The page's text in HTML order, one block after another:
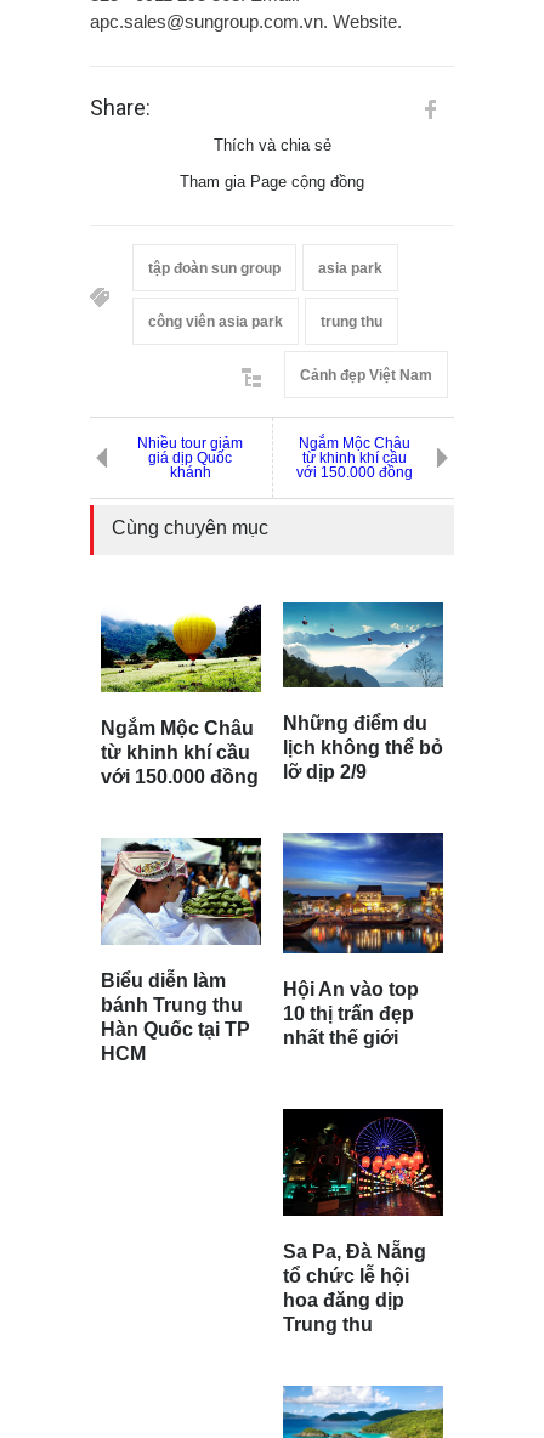
apc.sales@sungroup.com.vn. Website.
Share:
Thích và chia sẻ
Tham gia Page cộng đồng
tập đoàn sun group asia park
công viên asia park trung thu
Cảnh đẹp Việt Nam
Nhiều tour giảm
giá dịp Quốc
khánh
Ngắm Mộc Châu
từ khinh khí cầu
với 150.000 đồng
Cùng chuyên mục
Ngắm Mộc Châu
từ khinh khí cầu
với 150.000 đồng
Biểu diễn làm
bánh Trung thu
Hàn Quốc tại TP
HCM
Những điểm du
lịch không thể bỏ
lỡ dịp 2/9
Hội An vào top
10 thị trấn đẹp
nhất thế giới
Sa Pa, Đà Nẵng
tổ chức lễ hội
hoa đăng dịp
Trung thu